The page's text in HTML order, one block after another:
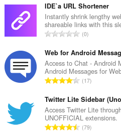
r
t
é
k
e
l
é
s
z
á
m
a
s
z
e
s
r
t
é
k
e
l
é
s
IDE`a URL Shortener
Instantly shrink lengthy
shareable links with this
Ö
s
z
e
s
r
t
é
k
0
Web for Android
Access to Chat - Android
Android Messages for
Ö
s
z
e
s
17
Twitter Lite Sidebar
Access Twitter Lite
UNOFFICIAL extensions.
Ö79